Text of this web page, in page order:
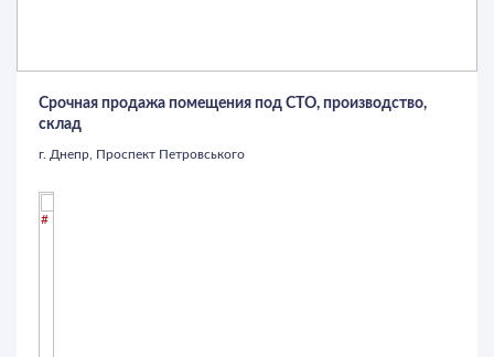
Срочная продажа помещения под СТО, производство,
склад
г. Днепр, Проспект Петровського